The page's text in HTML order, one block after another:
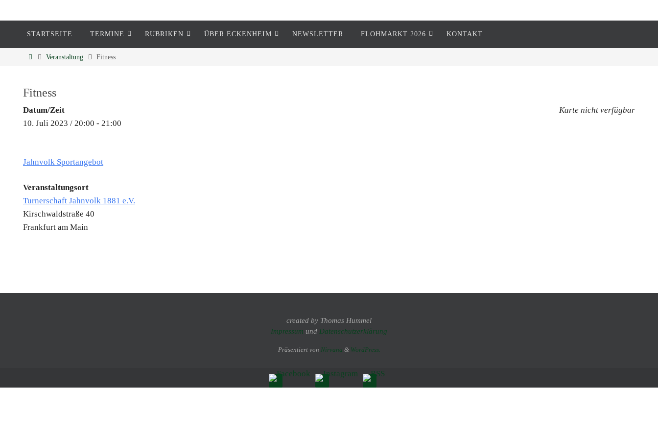
Eckenheim
STARTSEITE TERMINE RUBRIKEN ÜBER ECKENHEIM NEWSLETTER FLOHMARKT 2026 KONTAKT
Veranstaltung Fitness
Fitness
Karte nicht verfügbar
Datum/Zeit
10. Juli 2023 / 20:00 - 21:00
Jahnvolk Sportangebot
Veranstaltungsort
Turnerschaft Jahnvolk 1881 e.V.
Kirschwaldstraße 40
Frankfurt am Main
created by Thomas Hummel
Impressum und Datenschutzerklärung
Präsentiert von Nirvana & WordPress.